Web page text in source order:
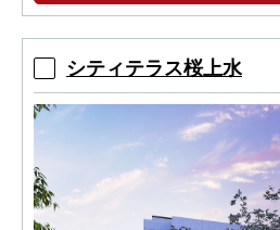
シティテラス桜上水